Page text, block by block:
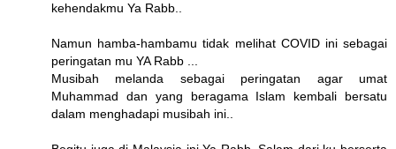
kehendakmu Ya Rabb..
Namun hamba-hambamu tidak melihat COVID ini sebagai
peringatan mu YA Rabb ...
Musibah melanda sebagai peringatan agar umat
Muhammad dan yang beragama Islam kembali bersatu
dalam menghadapi musibah ini..